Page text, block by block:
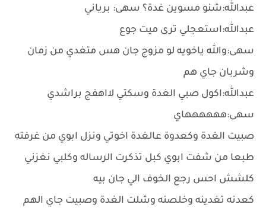
عبدالله:شنو مسوين غدة؟ سهى: برياني
عبدالله:استعجلي ترى ميت جوع
سهى:والله ياخويه لو مزوج جان هس متغدي من زمان
وشربان جاي هم
عبدالله:اكول صبي الغدة وسكتي لااهفج براشدي
سهى:ههههههاي
صبيت الغدة وكعدوة عالغدة اخوتي ونزل ابوي من غرفته
طبعا من شفت ابوي كبل تذكرت الرساله وكلبي نغزني
كلشش احس رجع الخوف الي جان بيه
كعدنه تغدينه وخلصنه وشلت الغدة وصبيت جاي الهم